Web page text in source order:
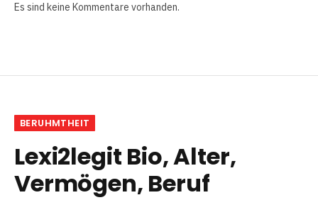
Es sind keine Kommentare vorhanden.
BERUHMTHEIT
Lexi2legit Bio, Alter,
Vermögen, Beruf